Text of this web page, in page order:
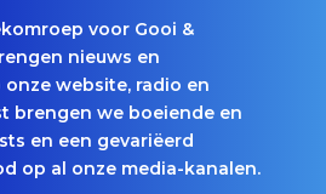
voor Gooi &
nieuws en
website, radio en
brengen we boeiende en
en een gevariëerd
op al onze media-kanalen.